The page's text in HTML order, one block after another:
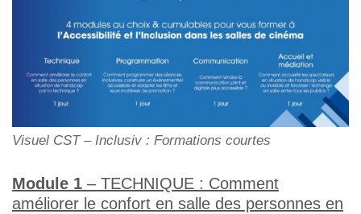
Visuel CST – Inclusiv : Formations courtes
Module 1 – TECHNIQUE : Comment
améliorer le confort en salle des personnes en